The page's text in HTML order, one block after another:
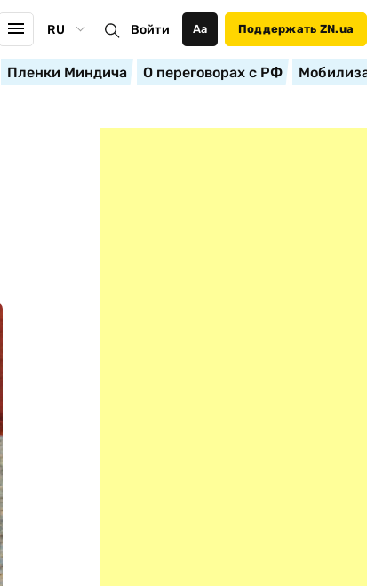
RU Войти Аа Поддержать ZN.ua
Пленки Миндича О переговорах с РФ